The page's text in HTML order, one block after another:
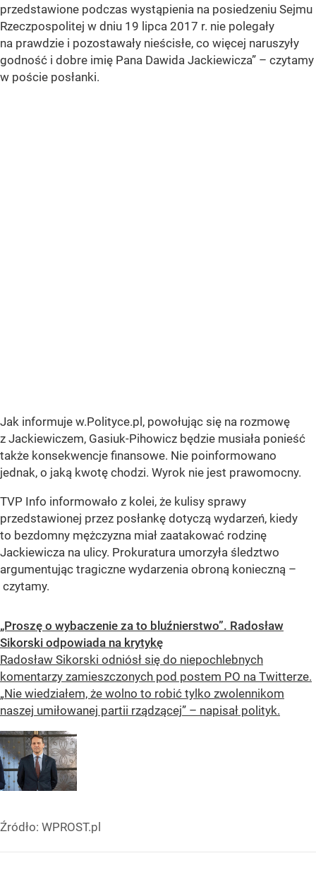
przedstawione podczas wystąpienia na posiedzeniu Sejmu
Rzeczpospolitej w dniu 19 lipca 2017 r. nie polegały
na prawdzie i pozostawały nieścisłe, co więcej naruszyły
godność i dobre imię Pana Dawida Jackiewicza” – czytamy
w poście posłanki.
Jak informuje w.Polityce.pl, powołując się na rozmowę
z Jackiewiczem, Gasiuk-Pihowicz będzie musiała ponieść
także konsekwencje finansowe. Nie poinformowano
jednak, o jaką kwotę chodzi. Wyrok nie jest prawomocny.
TVP Info informowało z kolei, że kulisy sprawy
przedstawionej przez posłankę dotyczą wydarzeń, kiedy
to bezdomny mężczyzna miał zaatakować rodzinę
Jackiewicza na ulicy. Prokuratura umorzyła śledztwo
argumentując tragiczne wydarzenia obroną konieczną –
czytamy.
„Proszę o wybaczenie za to bluźnierstwo”. Radosław
Sikorski odpowiada na krytykę
Radosław Sikorski odniósł się do niepochlebnych
komentarzy zamieszczonych pod postem PO na Twitterze.
„Nie wiedziałem, że wolno to robić tylko zwolennikom
naszej umiłowanej partii rządzącej” – napisał polityk.
Źródło: WPROST.pl